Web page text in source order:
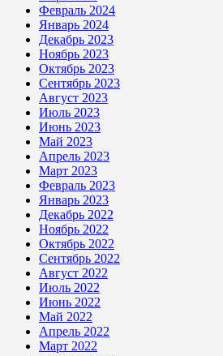
Февраль 2024
Январь 2024
Декабрь 2023
Ноябрь 2023
Октябрь 2023
Сентябрь 2023
Август 2023
Июль 2023
Июнь 2023
Май 2023
Апрель 2023
Март 2023
Февраль 2023
Январь 2023
Декабрь 2022
Ноябрь 2022
Октябрь 2022
Сентябрь 2022
Август 2022
Июль 2022
Июнь 2022
Май 2022
Апрель 2022
Март 2022